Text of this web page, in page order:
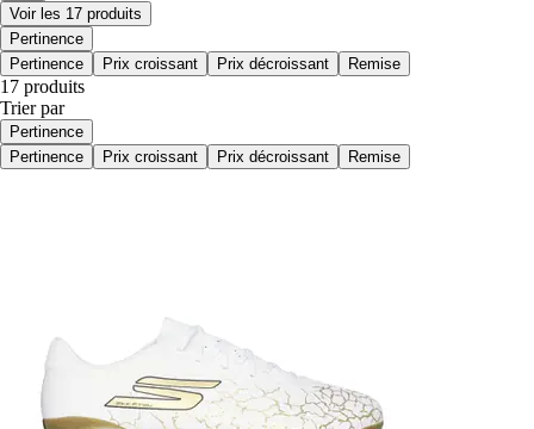
Voir les 17 produits
Pertinence
Pertinence
Prix croissant Prix décroissant Remise
17 produits
Trier par
Pertinence
Pertinence
Prix croissant Prix décroissant Remise